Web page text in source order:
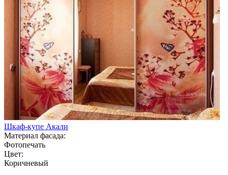
Шкаф-купе Акали
Материал фасада:
Фотопечать
Цвет:
Коричневый